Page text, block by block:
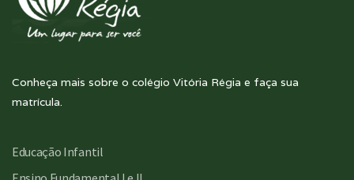
Conheça mais sobre o colégio Vitória Régia e faça sua
matrícula.
Educação Infantil